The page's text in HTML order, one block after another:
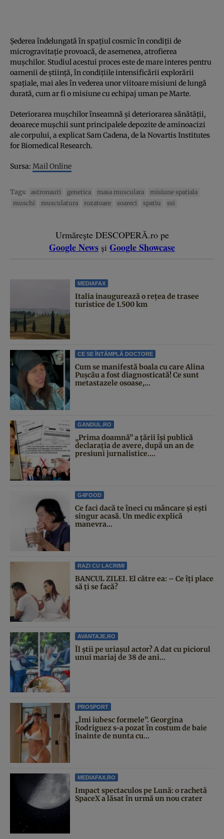
Şederea îndelungată în spaţiul cosmic în condiţii de
microgravitaţie provoacă, de asemenea, atrofierea
muşchilor. Studiul acestui proces este de mare interes pentru
oamenii de ştiinţă, în condiţiile intensificării explorării
spaţiale, mai ales în vederea unor viitoare misiuni de lungă
durată, cum ar fi o misiune cu echipaj uman pe Marte.
Deteriorarea muşchilor înseamnă şi deteriorarea sănătăţii,
deoarece muşchii sunt principalele depozite de aminoacizi
ale corpului, a explicat Sam Cadena, de la Novartis Institutes
for Biomedical Research.
Sursa: Mail Online
Tags: astronauti genetica masa musculara
misiune spatiala
muschi
musculatura rozatoare soareci spatiu ssi
Urmărește DESCOPERĂ.ro pe
Google News și Google Showcase
MEDIAFAX
Italia inaugurează o rețea de trasee
turistice de 1.500 km
CE SE ÎNTÂMPLĂ DOCTORE
Cum se manifestă boala cu care Alina
Pușcău a fost diagnosticată! Ce sunt
metastazele osoase,...
GANDUL.RO
„Prima doamnă” a țării își publică
declarația de avere, după un an de
presiuni jurnalistice....
G4FOOD
Ce faci dacă te îneci cu mâncare și ești
singur acasă. Un medic explică
manevra...
RAZI CU LACRIMI
BANCUL ZILEI. El către ea: – Ce îți place
să ți se facă?
AVANTAJE.RO
Îl știi pe uriașul actor? A dat cu piciorul
unui mariaj de 38 de ani...
PROSPORT
„Îmi iubesc formele”. Georgina
Rodriguez s-a pozat în costum de baie
înainte de nunta cu...
MEDIAFAX.RO
Impact spectaculos pe Lună: o rachetă
SpaceX a lăsat în urmă un nou crater